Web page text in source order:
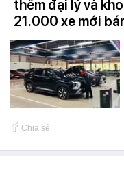
thêm đại lý và
21.000 xe mới
Chia sẻ